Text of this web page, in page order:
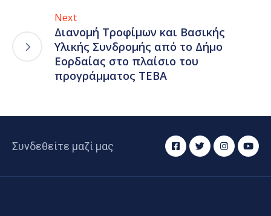
Next
Διανομή Τροφίμων και Βασικής
Υλικής Συνδρομής από το Δήμο
Εορδαίας στο πλαίσιο του
προγράμματος ΤΕΒΑ
Συνδεθείτε μαζί μας